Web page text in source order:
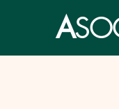
A